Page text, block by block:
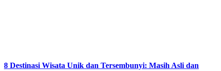
8 Destinasi Wisata Unik dan Tersembunyi: Masih Asli dan